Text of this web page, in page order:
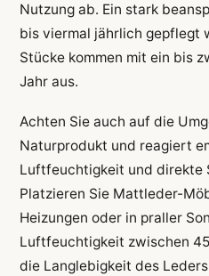
Nutzung ab. Ein stark
bis viermal jährlich gepflegt
Stücke kommen mit ein bis
Jahr aus.
Achten Sie auch auf die
Naturprodukt und reagiert
Luftfeuchtigkeit und direkte
Platzieren Sie Mattleder-
Heizungen oder in praller
Luftfeuchtigkeit zwischen
die Langlebigkeit des